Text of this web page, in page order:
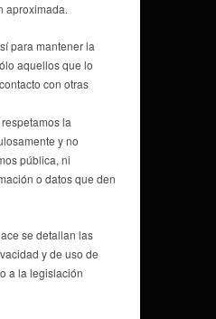
aproximada.
para mantener la
aquellos que lo
con otras
la
y no
pública, ni
o datos que den
se detallan las
y de uso de
a la legislación